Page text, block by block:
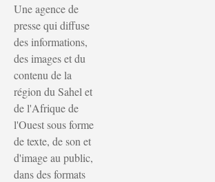
Une agence de
presse qui diffuse
des informations,
des images et du
contenu de la
région du Sahel et
de l'Afrique de
l'Ouest sous forme
de texte, de son et
d'image au public,
dans des formats